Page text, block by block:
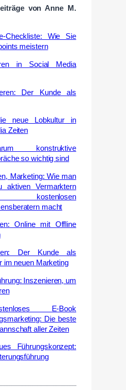
von Anne M.
Checkliste: Wie Sie
meistern
in Social Media
Der Kunde als
neue Lobkultur in
Zeiten
konstruktive
so wichtig sind
Marketing: Wie man
aktiven Vermarktern
macht
Online mit Offline
Der Kunde als
im neuen Marketing
Inszenieren, um
E-Book
Die beste
aller Zeiten
Führungskonzept: